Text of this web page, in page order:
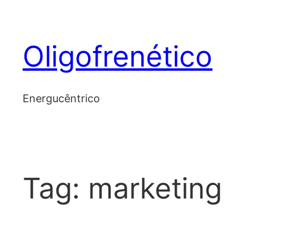
content
Oligofrenético
Energucêntrico
Tag: marketing